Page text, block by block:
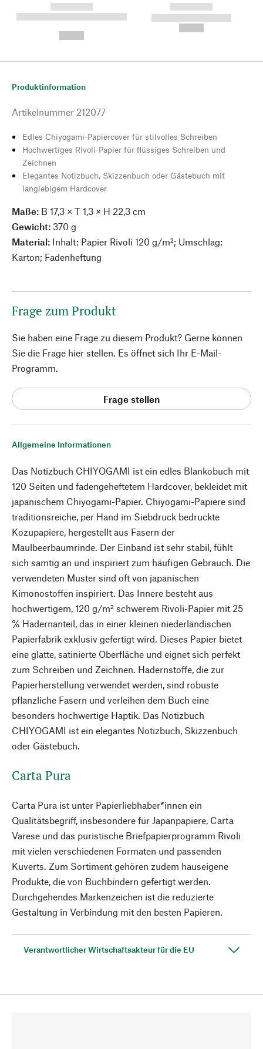
------------
----------- ----------- --------
------------
----------- -----------
Allgemeine Informationen
Das Notizbuch CHIYOGAMI ist ein edles Blankobuch mit
120 Seiten und fadengeheftetem Hardcover, bekleidet mit
japanischem Chiyogami-Papier. Chiyogami-Papiere sind
traditionsreiche, per Hand im Siebdruck bedruckte
Kozupapiere, hergestellt aus Fasern der
Maulbeerbaumrinde. Der Einband ist sehr stabil, fühlt
sich samtig an und inspiriert zum häufigen Gebrauch. Die
verwendeten Muster sind oft von japanischen
Kimonostoffen inspiriert. Das Innere besteht aus
hochwertigem, 120 g/m² schwerem Rivoli-Papier mit 25
% Hadernanteil, das in einer kleinen niederländischen
Papierfabrik exklusiv gefertigt wird. Dieses Papier bietet
eine glatte, satinierte Oberfläche und eignet sich perfekt
zum Schreiben und Zeichnen. Hadernstoffe, die zur
Papierherstellung verwendet werden, sind robuste
pflanzliche Fasern und verleihen dem Buch eine
besonders hochwertige Haptik. Das Notizbuch
CHIYOGAMI ist ein elegantes Notizbuch, Skizzenbuch
oder Gästebuch.
Carta Pura
Carta Pura ist unter Papierliebhaber*innen ein
Qualitätsbegriff, insbesondere für Japanpapiere, Carta
Varese und das puristische Briefpapierprogramm Rivoli
mit vielen verschiedenen Formaten und passenden
Kuverts. Zum Sortiment gehören zudem hauseigene
Produkte, die von Buchbindern gefertigt werden.
Durchgehendes Markenzeichen ist die reduzierte
Gestaltung in Verbindung mit den besten Papieren.
Verantwortlicher Wirtschaftsakteur für die EU
Produktinformation
Artikelnummer 212077
Edles Chiyogami-Papiercover für stilvolles Schreiben
Hochwertiges Rivoli-Papier für flüssiges Schreiben und
Zeichnen
Elegantes Notizbuch, Skizzenbuch oder Gästebuch mit
langlebigem Hardcover
Maße: B 17,3 × T 1,3 × H 22,3 cm
Gewicht: 370 g
Material: Inhalt: Papier Rivoli 120 g/m²; Umschlag:
Karton; Fadenheftung
Frage zum Produkt
Sie haben eine Frage zu diesem Produkt? Gerne können
Sie die Frage hier stellen. Es öffnet sich Ihr E-Mail-
Programm.
Frage stellen